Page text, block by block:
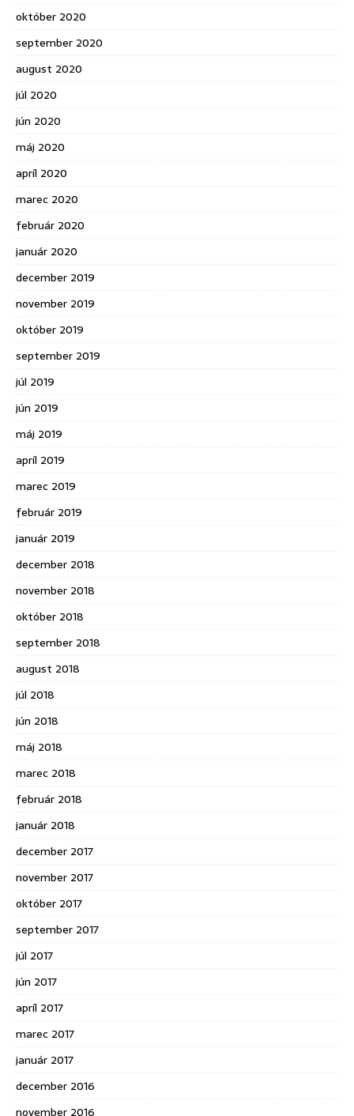
október 2020
september 2020
august 2020
júl 2020
jún 2020
máj 2020
apríl 2020
marec 2020
február 2020
január 2020
december 2019
november 2019
október 2019
september 2019
júl 2019
jún 2019
máj 2019
apríl 2019
marec 2019
február 2019
január 2019
december 2018
november 2018
október 2018
september 2018
august 2018
júl 2018
jún 2018
máj 2018
marec 2018
február 2018
január 2018
december 2017
november 2017
október 2017
september 2017
júl 2017
jún 2017
apríl 2017
marec 2017
január 2017
december 2016
november 2016